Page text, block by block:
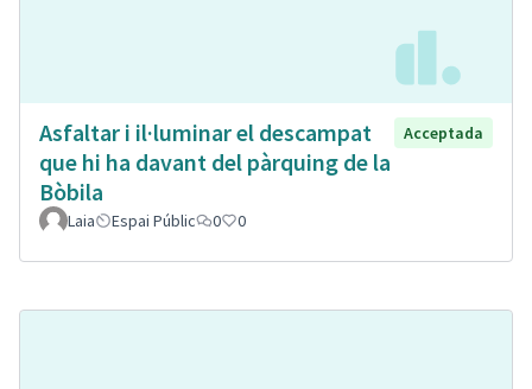
Asfaltar i il·luminar el descampat
que hi ha davant del pàrquing de la
Bòbila
Acceptada
Laia Espai Públic 0 0